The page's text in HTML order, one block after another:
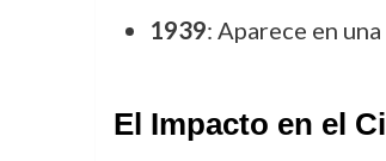
1939: Aparece en
El Impacto en el